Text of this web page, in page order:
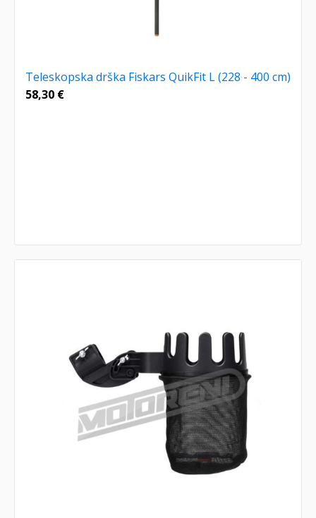
Teleskopska drška Fiskars QuikFit L (228 - 400 cm)
58,30 €